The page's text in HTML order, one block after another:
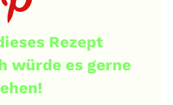
Rezept
würde es gerne